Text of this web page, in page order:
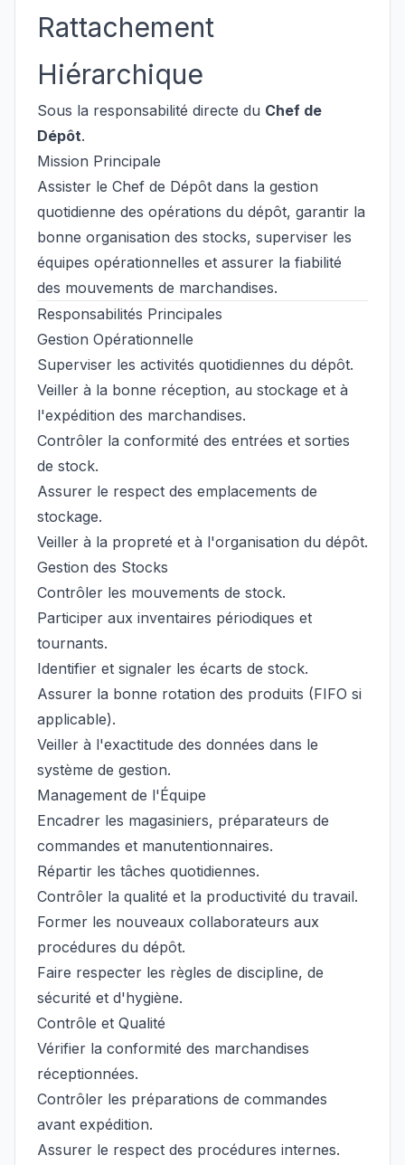
Rattachement
Hiérarchique
Sous la responsabilité directe du Chef de
Dépôt.
Mission Principale
Assister le Chef de Dépôt dans la gestion
quotidienne des opérations du dépôt, garantir la
bonne organisation des stocks, superviser les
équipes opérationnelles et assurer la fiabilité
des mouvements de marchandises.
Responsabilités Principales
Gestion Opérationnelle
Superviser les activités quotidiennes du dépôt.
Veiller à la bonne réception, au stockage et à
l'expédition des marchandises.
Contrôler la conformité des entrées et sorties
de stock.
Assurer le respect des emplacements de
stockage.
Veiller à la propreté et à l'organisation du dépôt.
Gestion des Stocks
Contrôler les mouvements de stock.
Participer aux inventaires périodiques et
tournants.
Identifier et signaler les écarts de stock.
Assurer la bonne rotation des produits (FIFO si
applicable).
Veiller à l'exactitude des données dans le
système de gestion.
Management de l'Équipe
Encadrer les magasiniers, préparateurs de
commandes et manutentionnaires.
Répartir les tâches quotidiennes.
Contrôler la qualité et la productivité du travail.
Former les nouveaux collaborateurs aux
procédures du dépôt.
Faire respecter les règles de discipline, de
sécurité et d'hygiène.
Contrôle et Qualité
Vérifier la conformité des marchandises
réceptionnées.
Contrôler les préparations de commandes
avant expédition.
Assurer le respect des procédures internes.